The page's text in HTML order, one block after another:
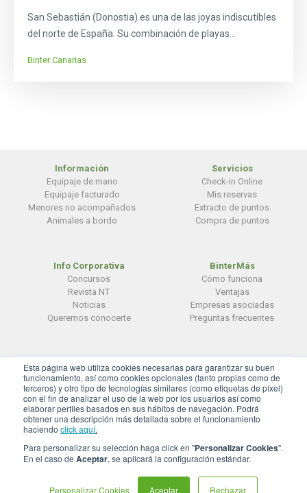
Esta página web utiliza cookies necesarias para garantizar su buen
funcionamiento, así como cookies opcionales (tanto propias como de
terceros) y otro tipo de tecnologías similares (como etiquetas de píxel)
con el fin de analizar el uso de la web por los usuarios así como
elaborar perfiles basados en sus hábitos de navegación. Podrá
obtener una descripción más detallada sobre el funcionamiento
haciendo click aquí.
Para personalizar su selección haga click en "Personalizar Cookies".
En el caso de Aceptar, se aplicará la configuración estándar.
Personalizar Cookies Aceptar Rechazar
San Sebastián (Donostia) es una de las joyas indiscutibles
del norte de España. Su combinación de playas...
Binter Canarias
Información
Equipaje de mano
Equipaje facturado
Menores no acompañados
Animales a bordo
Servicios
Check-in Online
Mis reservas
Extracto de puntos
Compra de puntos
Info Corporativa
Concursos
Revista NT
Noticias
Queremos conocerte
BinterMás
Cómo funciona
Ventajas
Empresas asociadas
Preguntas frecuentes
© BinterCanarias
Aviso legal|Privacidad|Cookies
Configuración de cookies